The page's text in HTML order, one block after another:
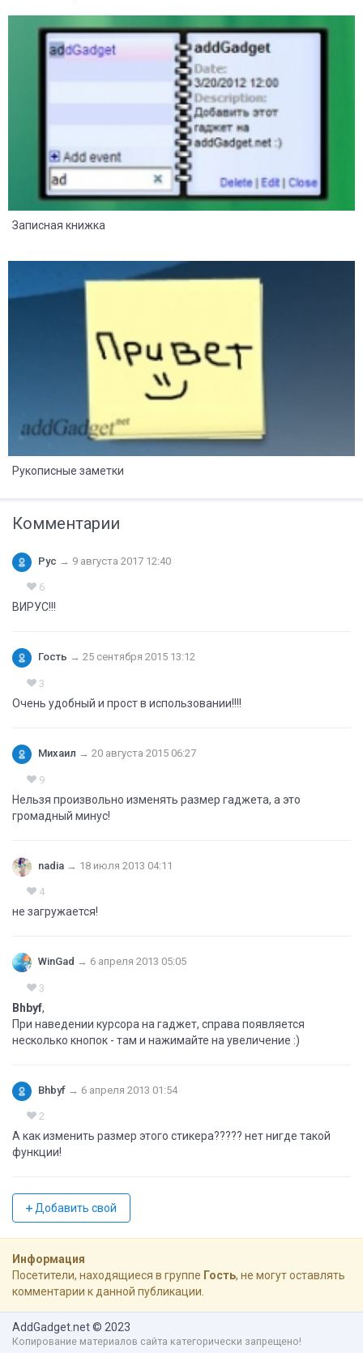
8
Записная книжка
Рукописные заметки
Комментарии
Рус → 9 августа 2017 12:40
6
ВИРУС!!!
Гость → 25 сентября 2015 13:12
3
Очень удобный и прост в использовании!!!!
Михаил → 20 августа 2015 06:27
9
Нельзя произвольно изменять размер гаджета, а это
громадный минус!
nadia → 18 июля 2013 04:11
4
не загружается!
WinGad → 6 апреля 2013 05:05
3
Bhbyf,
При наведении курсора на гаджет, справа появляется
несколько кнопок - там и нажимайте на увеличение :)
Bhbyf → 6 апреля 2013 01:54
2
А как изменить размер этого стикера????? нет нигде такой
функции!
Добавить свой
Информация
Посетители, находящиеся в группе Гость, не могут оставлять
комментарии к данной публикации.
AddGadget.net© 2023
Копирование материалов сайта категорически запрещено!